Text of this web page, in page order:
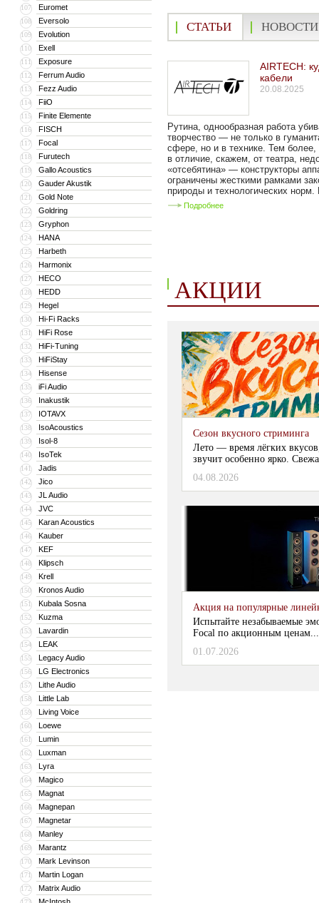
107 Euromet
108 Eversolo
109 Evolution
110 Exell
111 Exposure
112 Ferrum Audio
113 Fezz Audio
114 FiiO
115 Finite Elemente
116 FISCH
117 Focal
118 Furutech
119 Gallo Acoustics
120 Gauder Akustik
121 Gold Note
122 Goldring
123 Gryphon
124 HANA
125 Harbeth
126 Harmonix
127 HECO
128 HEDD
129 Hegel
130 Hi-Fi Racks
131 HiFi Rose
132 HiFi-Tuning
133 HiFiStay
134 Hisense
135 iFi Audio
136 Inakustik
137 IOTAVX
138 IsoAcoustics
139 Isol-8
140 IsoTek
141 Jadis
142 Jico
143 JL Audio
144 JVC
145 Karan Acoustics
146 Kauber
147 KEF
148 Klipsch
149 Krell
150 Kronos Audio
151 Kubala Sosna
152 Kuzma
153 Lavardin
154 LEAK
155 Legacy Audio
156 LG Electronics
157 Lithe Audio
158 Little Lab
159 Living Voice
160 Loewe
161 Lumin
162 Luxman
163 Lyra
164 Magico
165 Magnat
166 Magnepan
167 Magnetar
168 Manley
169 Marantz
170 Mark Levinson
171 Martin Logan
172 Matrix Audio
СТАТЬИ НОВОСТИ
AIRTECH:
кабели
20.08.2025
Рутина, однообразная работа
творчество — не только в
сфере, но и в технике. Тем более,
в отличие, скажем, от театра,
«отсебятина» — конструкторы
ограничены жесткими рамками
природы и технологических норм.
Подробнее
АКЦИИ
Сезон вкусного стриминга
Лето — время лёгких
звучит особенно ярко.
04.08.2026
Акция на популярные
Испытайте незабываемые
Focal по акционным
01.07.2026